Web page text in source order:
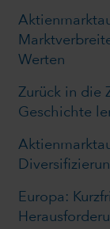
Werten
Zurück in die
Geschichte
Europa: